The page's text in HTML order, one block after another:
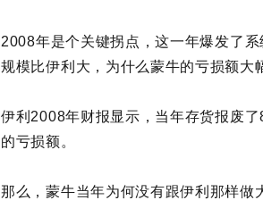
2008年是个关键拐点，这一年爆发了
规模比伊利大，为什么蒙牛的亏损额大
伊利2008年财报显示，当年存货报废
的亏损额。
那么，蒙牛当年为何没有跟伊利那样